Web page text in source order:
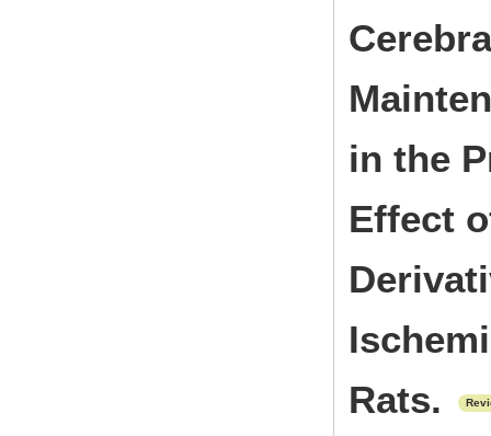
in the
Effect
Rats.